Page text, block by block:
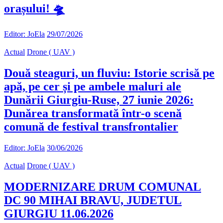
orașului! 🛸
Editor: JoEla 29/07/2026
Actual Drone ( UAV )
Două steaguri, un fluviu: Istorie scrisă pe
apă, pe cer și pe ambele maluri ale
Dunării Giurgiu-Ruse, 27 iunie 2026:
Dunărea transformată într-o scenă
comună de festival transfrontalier
Editor: JoEla 30/06/2026
Actual Drone ( UAV )
MODERNIZARE DRUM COMUNAL
DC 90 MIHAI BRAVU, JUDETUL
GIURGIU 11.06.2026